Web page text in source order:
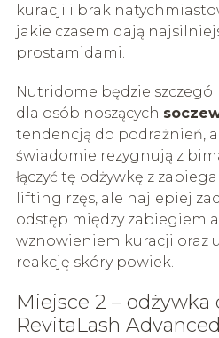
kuracji i brak
jakie czasem dają
prostamidami.
Nutridome będzie
dla osób noszących
tendencją do podrażnień,
świadomie rezygnują z
łączyć tę odżywkę z
lifting rzęs, ale najlepiej
odstęp między zabiegiem
wznowieniem kuracji oraz
reakcję skóry powiek.
Miejsce 2 – odżywka
RevitaLash Advanced